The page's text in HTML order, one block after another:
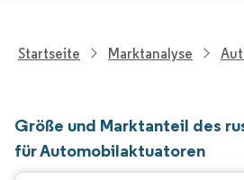
Startseite Marktanalyse
Größe und Marktanteil des
für Automobilaktuatoren